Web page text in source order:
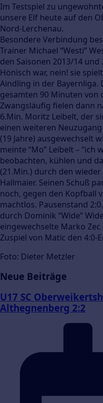
Im Testspiel zu
unsere Elf heute auf den
Nord-Lerchenau.
Besondere Verbindung
Trainer Michael “Westi”
den Saisonen 2013/14 und
Hönisch war, nein! sie
Aindling in der Bayernliga.
gesamten 90 Minuten
Zwangsläufig fielen dann
6.Min. Moritz Leibelt, der
einen weiteren
(19 Jahre) ausgewechselt
meinte “Mo” Leibelt – “ich
beobachten, kühlen und
(21.Min.) durch den
Hallmaier. Seinen Schuß
noch, gegen den Kopfball
machtlos. Pausenstand
durch Dominik “Wide”
eingewechselte Marko
Zuspiel von Matic den 4:0-
Foto: Dieter Metzler
Neue Beiträge
U17 SC
Althegnenberg 2:2